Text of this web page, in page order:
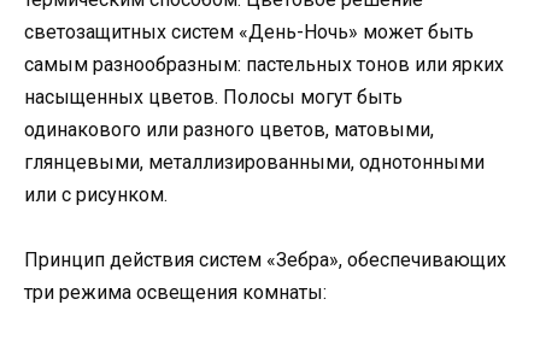
светозащитных систем «День-Ночь» может быть
самым разнообразным: пастельных тонов или ярких
насыщенных цветов. Полосы могут быть
одинакового или разного цветов, матовыми,
глянцевыми, металлизированными, однотонными
или с рисунком.
Принцип действия систем «Зебра», обеспечивающих
три режима освещения комнаты: